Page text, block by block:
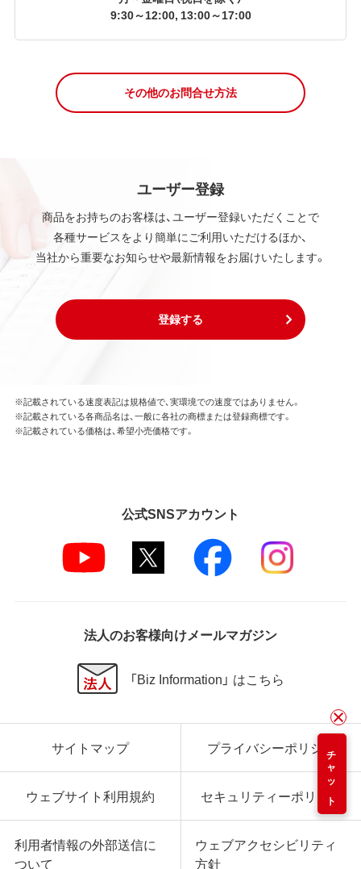
9:30～12:00, 13:00～17:00
その他のお問合せ方法
ユーザー登録
商品をお持ちのお客様は、ユーザー登録いただくことで
各種サービスをより簡単にご利用いただけるほか、
当社から重要なお知らせや最新情報をお届けいたします。
登録する
チャット
※記載されている速度表記は規格値で、実環境での速度ではありません。
※記載されている各商品名は、一般に各社の商標または登録商標です。
※記載されている価格は、希望小売価格です。
公式SNSアカウント
法人のお客様向けメールマガジン
「Biz Information」 はこちら
サイトマップ プライバシーポリシー
ウェブサイト利用規約 セキュリティーポリシー
利用者情報の外部送信に
ついて
ウェブアクセシビリティ
方針